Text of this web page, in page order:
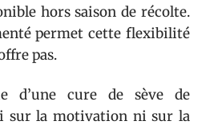
hors saison de récolte.
permet cette flexibilité
pas.
d’une cure de sève de
sur la motivation ni sur la